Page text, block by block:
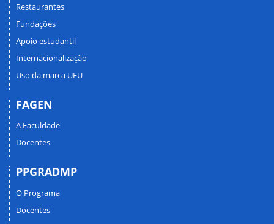
Restaurantes
Fundações
Apoio estudantil
Internacionalização
Uso da marca UFU
FAGEN
A Faculdade
Docentes
PPGRADMP
O Programa
Docentes